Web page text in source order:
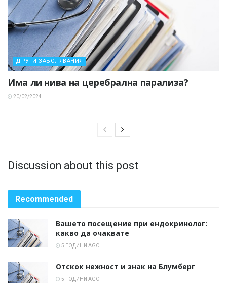
ДРУГИ ЗАБОЛЯВАНИЯ
Има ли нива на церебрална парализа?
20/02/2024
Discussion about this post
Recommended
Вашето посещение при ендокринолог:
какво да очаквате
5 ГОДИНИ AGO
Отскок нежност и знак на Блумберг
5 ГОДИНИ AGO